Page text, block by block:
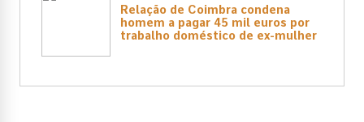
Relação de Coimbra condena
homem a pagar 45 mil euros por
trabalho doméstico de ex-mulher